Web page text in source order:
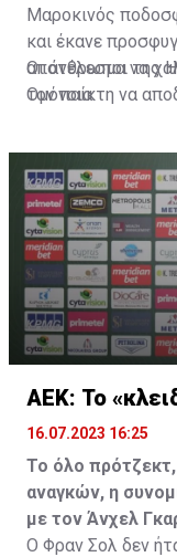
Μαροκινός
και έκανε
αποτέλεσμα να
Ομόνοια.
Οι άνθρωποι της
τον παίκτη να
να λύσει το
ελεύθερα σε
καλοκαίρι.
ΑΕΚ: Το
16.07.2023 16:25
Το όλο
αναγκών, η
με τον Άνχελ
Ο Φραν Σολ δεν